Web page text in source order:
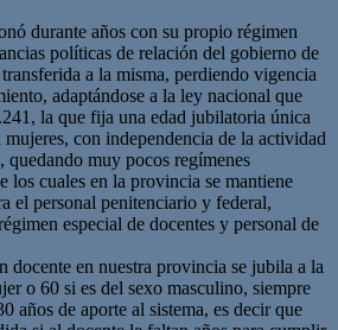
durante años con su propio régimen
políticas de relación del gobierno de
a la misma, perdiendo vigencia
adaptándose a la ley nacional que
la que fija una edad jubilatoria única
con independencia de la actividad
quedando muy pocos regímenes
los cuales en la provincia se mantiene
el personal penitenciario y federal,
especial de docentes y personal de
docente en nuestra provincia se jubila a la
o 60 si es del sexo masculino, siempre
años de aporte al sistema, es decir que